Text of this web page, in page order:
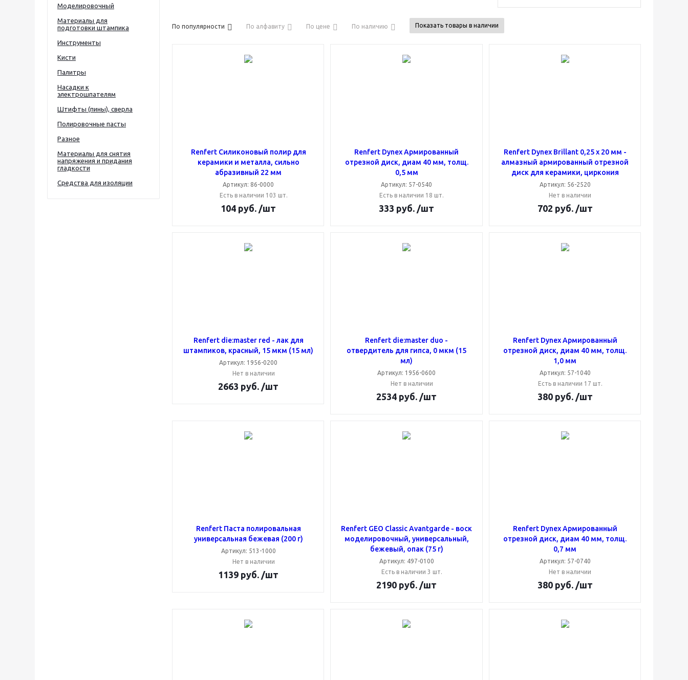
Моделировочный
Материалы для
подготовки штампика
Инструменты
Кисти
Палитры
Насадки к
электрошпателям
Штифты (пины), сверла
Полировочные пасты
Разное
Материалы для снятия
напряжения и придания
гладкости
Средства для изоляции
По популярности По алфавиту По цене По наличию Показать товары в наличии
Renfert Силиконовый полир для
керамики и металла, сильно
абразивный 22 мм
Артикул: 86-0000
Есть в наличии 103 шт.
104 руб. /шт
Renfert Dynex Армированный
отрезной диск, диам 40 мм, толщ.
0,5 мм
Артикул: 57-0540
Есть в наличии 18 шт.
333 руб. /шт
Renfert Dynex Brillant 0,25 x 20 мм -
алмазный армированный отрезной
диск для керамики, циркония
Артикул: 56-2520
Нет в наличии
702 руб. /шт
Renfert die:master red - лак для
штампиков, красный, 15 мкм (15 мл)
Артикул: 1956-0200
Нет в наличии
2663 руб. /шт
Renfert die:master duo -
отвердитель для гипса, 0 мкм (15
мл)
Артикул: 1956-0600
Нет в наличии
2534 руб. /шт
Renfert Dynex Армированный
отрезной диск, диам 40 мм, толщ.
1,0 мм
Артикул: 57-1040
Есть в наличии 17 шт.
380 руб. /шт
Renfert Паста полировальная
универсальная бежевая (200 г)
Артикул: 513-1000
Нет в наличии
1139 руб. /шт
Renfert GEO Classic Avantgarde - воск
моделировочный, универсальный,
бежевый, опак (75 г)
Артикул: 497-0100
Есть в наличии 3 шт.
2190 руб. /шт
Renfert Dynex Армированный
отрезной диск, диам 40 мм, толщ.
0,7 мм
Артикул: 57-0740
Нет в наличии
380 руб. /шт